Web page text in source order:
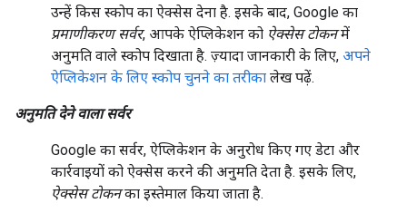
उन्हें किस स्कोप का ऐक्सेस देना है. इसके बाद, Google का
प्रमाणीकरण सर्वर, आपके ऐप्लिकेशन को ऐक्सेस टोकनमें
अनुमति वाले स्कोप दिखाता है. ज़्यादा जानकारी के लिए, अपने
ऐप्लिकेशन के लिए स्कोप चुनने का तरीका लेख पढ़ें.
अनुमति देने वाला सर्वर
Google का सर्वर, ऐप्लिकेशन के अनुरोध किए गए डेटा और
कार्रवाइयों को ऐक्सेस करने की अनुमति देता है. इसके लिए,
ऐक्सेस टोकनका इस्तेमाल किया जाता है.